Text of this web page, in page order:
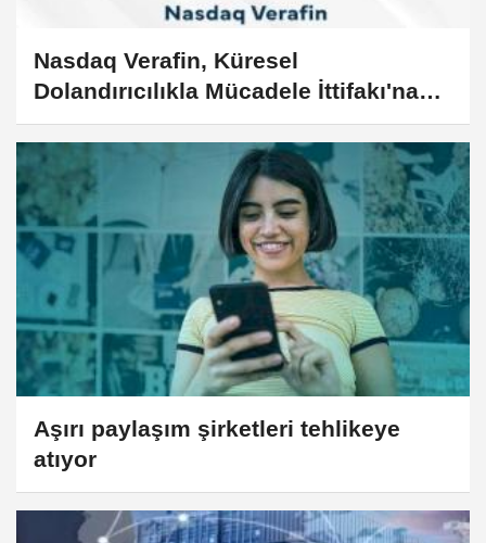
Nasdaq Verafin, Küresel
Dolandırıcılıkla Mücadele İttifakı'na
(GASA) katıldı
Aşırı paylaşım şirketleri tehlikeye
atıyor